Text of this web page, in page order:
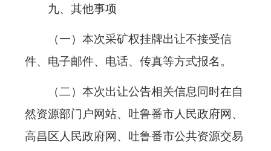
九、其他事项
（一）本次采矿权挂牌出让不接受信
件、电子邮件、电话、传真等方式报名。
（二）本次出让公告相关信息同时在自
然资源部门户网站、吐鲁番市人民政府网、
高昌区人民政府网、吐鲁番市公共资源交易